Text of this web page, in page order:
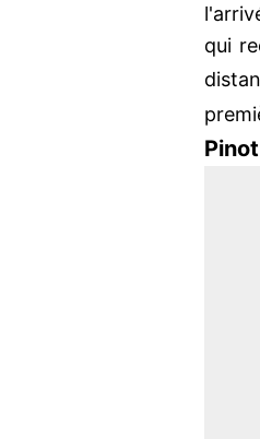
qui
Pinot